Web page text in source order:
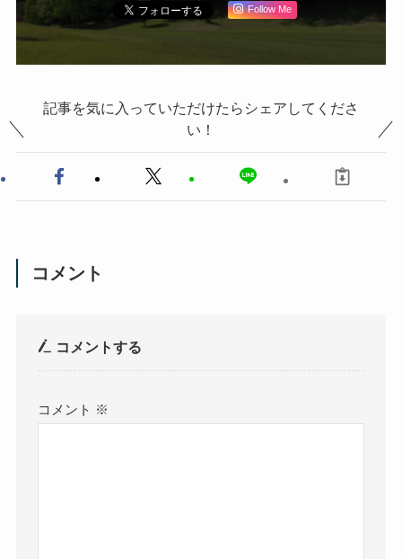
Follow Me
記事を気に入っていただけたらシェアしてくださ
い！
コメント
コメントする
コメント ※